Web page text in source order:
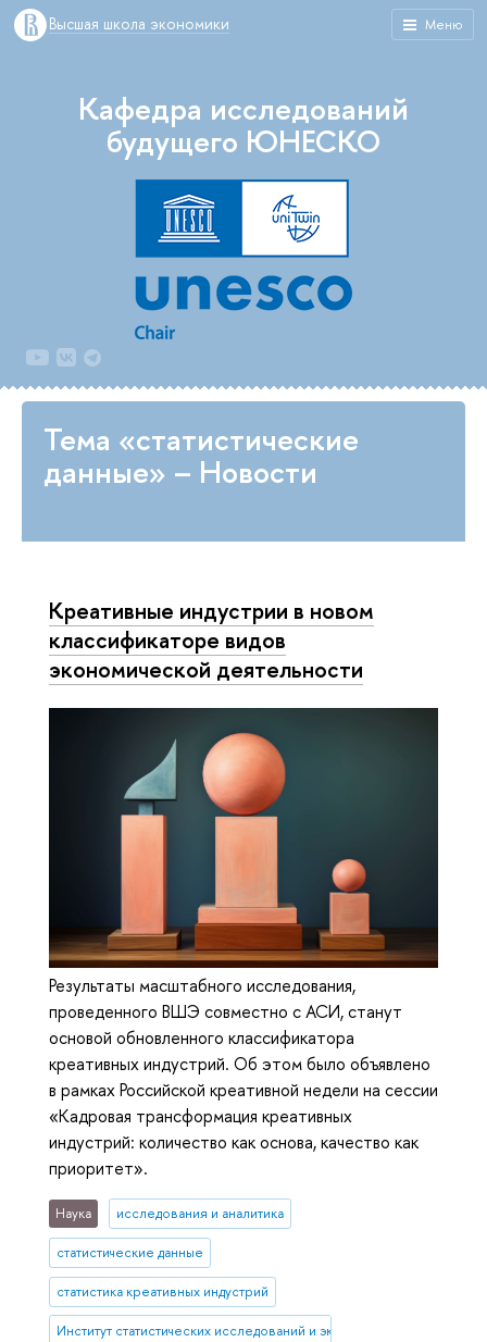
Меню
Высшая школа экономики
Кафедра исследований
будущего ЮНЕСКО
Тема «статистические
данные» – Новости
Креативные индустрии в новом
классификаторе видов
экономической деятельности
Результаты масштабного исследования,
проведенного ВШЭ совместно с АСИ, станут
основой обновленного классификатора
креативных индустрий. Об этом было объявлено
в рамках Российской креативной недели на сессии
«Кадровая трансформация креативных
индустрий: количество как основа, качество как
приоритет».
Наука исследования и аналитика
статистические данные
статистика креативных индустрий
Институт статистических исследований и экономики знаний